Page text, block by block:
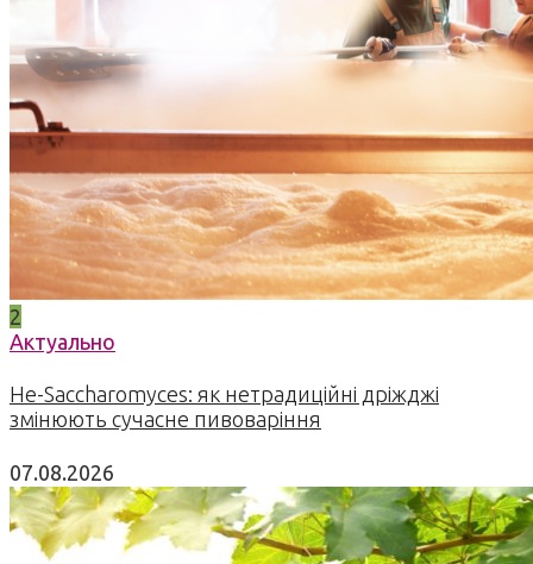
2
Актуально
Не-Saccharomyces: як нетрадиційні дріжджі
змінюють сучасне пивоваріння
07.08.2026